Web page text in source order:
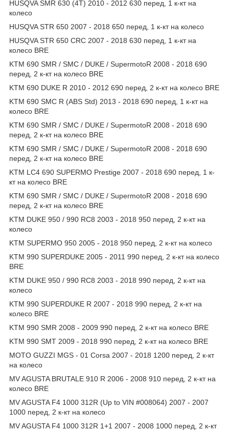
HUSQVA SMR 630 (4T) 2010 - 2012 630 перед, 1 к-кт на
колесо
HUSQVA STR 650 2007 - 2018 650 перед, 1 к-кт на колесо
HUSQVA STR 650 CRC 2007 - 2018 630 перед, 1 к-кт на
колесо BRE
KTM 690 SMR / SMC / DUKE / SupermotoR 2008 - 2018 690
перед, 2 к-кт на колесо BRE
KTM 690 DUKE R 2010 - 2012 690 перед, 2 к-кт на колесо BRE
KTM 690 SMC R (ABS Std) 2013 - 2018 690 перед, 1 к-кт на
колесо BRE
KTM 690 SMR / SMC / DUKE / SupermotoR 2008 - 2018 690
перед, 2 к-кт на колесо BRE
KTM 690 SMR / SMC / DUKE / SupermotoR 2008 - 2018 690
перед, 2 к-кт на колесо BRE
KTM LC4 690 SUPERMO Prestige 2007 - 2018 690 перед, 1 к-
кт на колесо BRE
KTM 690 SMR / SMC / DUKE / SupermotoR 2008 - 2018 690
перед, 2 к-кт на колесо BRE
KTM DUKE 950 / 990 RC8 2003 - 2018 950 перед, 2 к-кт на
колесо
KTM SUPERMO 950 2005 - 2018 950 перед, 2 к-кт на колесо
KTM 990 SUPERDUKE 2005 - 2011 990 перед, 2 к-кт на колесо
BRE
KTM DUKE 950 / 990 RC8 2003 - 2018 990 перед, 2 к-кт на
колесо
KTM 990 SUPERDUKE R 2007 - 2018 990 перед, 2 к-кт на
колесо BRE
KTM 990 SMR 2008 - 2009 990 перед, 2 к-кт на колесо BRE
KTM 990 SMT 2009 - 2018 990 перед, 2 к-кт на колесо BRE
MOTO GUZZI MGS - 01 Corsa 2007 - 2018 1200 перед, 2 к-кт
на колесо
MV AGUSTA BRUTALE 910 R 2006 - 2008 910 перед, 2 к-кт на
колесо BRE
MV AGUSTA F4 1000 312R (Up to VIN #008064) 2007 - 2007
1000 перед, 2 к-кт на колесо
MV AGUSTA F4 1000 312R 1+1 2007 - 2008 1000 перед, 2 к-кт